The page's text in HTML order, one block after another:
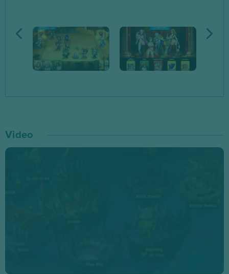
musi przejść przez piekło – Twoje główne zadanie to
pokonywanie kolejnych hord demonów, zbieranie
fantastycznych dziewczyn, zdobywanie ich na każdy
wszechpotężnej… władzy. Wraz z rozwojem
Video